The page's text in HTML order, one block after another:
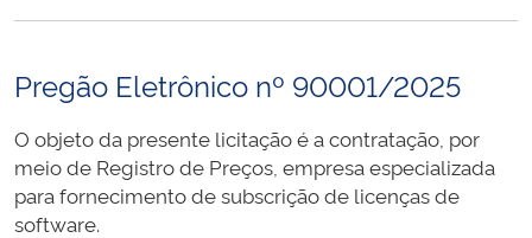
Pregão Eletrônico nº 90001/2025
O objeto da presente licitação é a contratação, por
meio de Registro de Preços, empresa especializada
para fornecimento de subscrição de licenças de
software.